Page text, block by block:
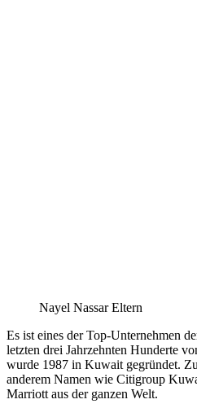
Nayel Nassar Eltern
Es ist eines der Top-Unternehmen
letzten drei Jahrzehnten Hunderte
wurde 1987 in Kuwait gegründet.
anderem Namen wie Citigroup
Marriott aus der ganzen Welt.